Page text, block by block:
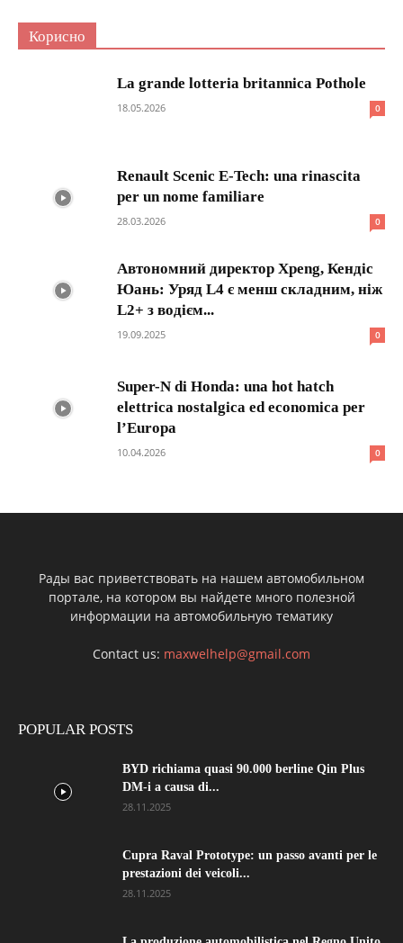
Корисно
La grande lotteria britannica Pothole
18.05.2026 0
Renault Scenic E-Tech: una rinascita
per un nome familiare
28.03.2026 0
Автономний директор Xpeng, Кендіс
Юань: Уряд L4 є менш складним, ніж
L2+ з водієм...
19.09.2025 0
Super-N di Honda: una hot hatch
elettrica nostalgica ed economica per
l’Europa
10.04.2026 0
Рады вас приветствовать на нашем автомобильном
портале, на котором вы найдете много полезной
информации на автомобильную тематику
Contact us: maxwelhelp@gmail.com
POPULAR POSTS
BYD richiama quasi 90.000 berline Qin Plus
DM-i a causa di...
28.11.2025
Cupra Raval Prototype: un passo avanti per le
prestazioni dei veicoli...
28.11.2025